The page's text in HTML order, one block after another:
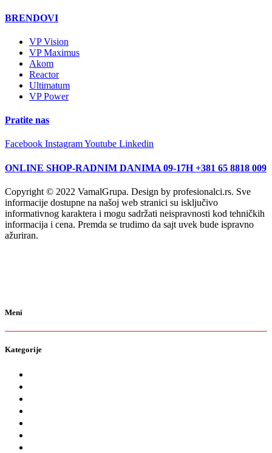
BRENDOVI
VP Vision
VP Maximus
Akom
Reactor
Ultimatum
VP Power
Pratite nas
Facebook InstagramYoutube Linkedin
ONLINE SHOP-RADNIM DANIMA 09-17H +381 65 8818 009
Copyright © 2022 VamalGrupa. Design by profesionalci.rs. Sve
informacije dostupne na našoj web stranici su isključivo
informativnog karaktera i mogu sadržati neispravnosti kod tehničkih
informacija i cena. Premda se trudimo da sajt uvek bude ispravno
ažuriran.
Meni
Kategorije